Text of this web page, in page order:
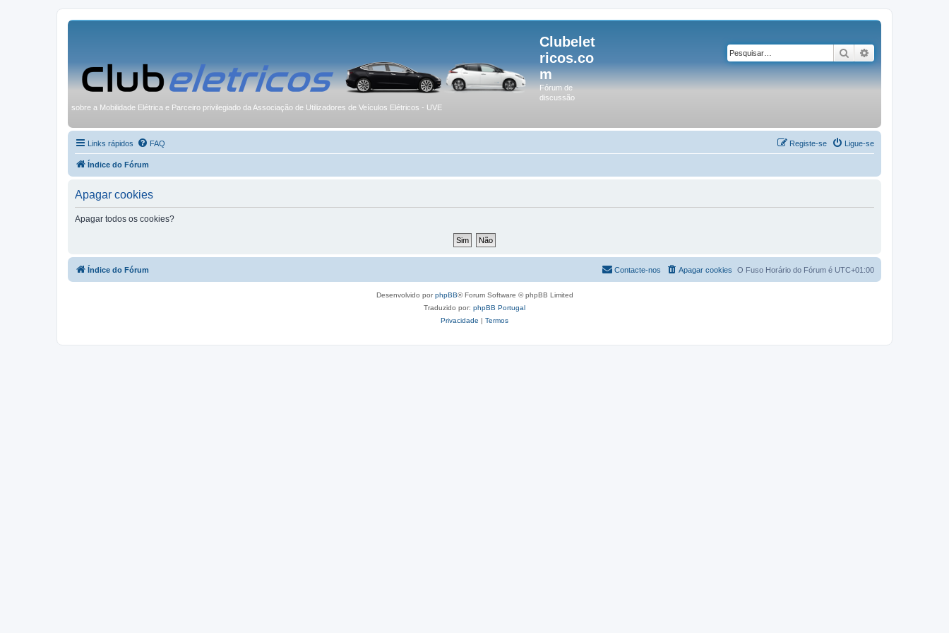
Clubelet
ricos.co
m
Fórum de
discussão
sobre a Mobilidade Elétrica e Parceiro privilegiado da Associação de Utilizadores de Veículos Elétricos - UVE
Pesquisar
Links rápidos FAQ Ligue-se
Registe-se
Índice do Fórum
Apagar cookies
Apagar todos os cookies?
Índice do Fórum O Fuso Horário do Fórum é UTC+01:00
Apagar cookies
Contacte-nos
Desenvolvido porphpBB® Forum Software © phpBB Limited
Traduzido por: phpBB Portugal
Privacidade | Termos